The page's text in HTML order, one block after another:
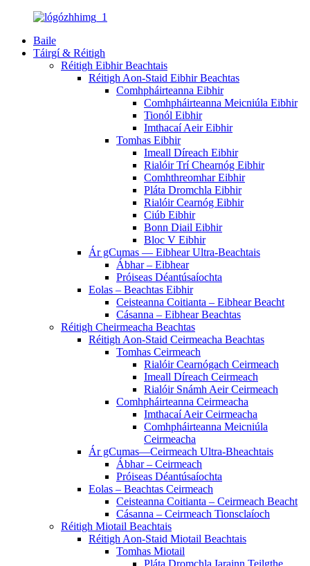
Baile
Táirgí & Réitigh
Réitigh Eibhir Beachtais
Réitigh Aon-Staid Eibhir Beachtas
Comhpháirteanna Eibhir
Comhpháirteanna Meicniúla Eibhir
Tionól Eibhir
Imthacaí Aeir Eibhir
Tomhas Eibhir
Imeall Díreach Eibhir
Rialóir Trí Chearnóg Eibhir
Comhthreomhar Eibhir
Pláta Dromchla Eibhir
Rialóir Cearnóg Eibhir
Ciúb Eibhir
Bonn Diail Eibhir
Bloc V Eibhir
Ár gCumas — Eibhear Ultra-Beachtais
Ábhar – Eibhear
Próiseas Déantúsaíochta
Eolas – Beachtas Eibhir
Ceisteanna Coitianta – Eibhear Beacht
Cásanna – Eibhear Beachtas
Réitigh Cheirmeacha Beachtas
Réitigh Aon-Staid Ceirmeacha Beachtas
Tomhas Ceirmeach
Rialóir Cearnógach Ceirmeach
Imeall Díreach Ceirmeach
Rialóir Snámh Aeir Ceirmeach
Comhpháirteanna Ceirmeacha
Imthacaí Aeir Ceirmeacha
Comhpháirteanna Meicniúla
Ceirmeacha
Ár gCumas—Ceirmeach Ultra-Bheachtais
Ábhar – Ceirmeach
Próiseas Déantúsaíochta
Eolas – Beachtas Ceirmeach
Ceisteanna Coitianta – Ceirmeach Beacht
Cásanna – Ceirmeach Tionsclaíoch
Réitigh Miotail Beachtais
Réitigh Aon-Staid Miotail Beachtais
Tomhas Miotail
Pláta Dromchla Iarainn Teilgthe